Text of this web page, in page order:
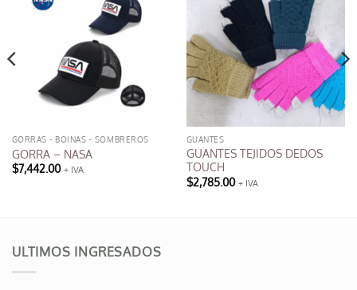
GORRAS - BOINAS - SOMBREROS
GORRA – NASA
$7,442.00 + IVA
variantes.
GUANTES
GUANTES TEJIDOS DEDOS
TOUCH
$2,785.00 + IVA
ULTIMOS INGRESADOS